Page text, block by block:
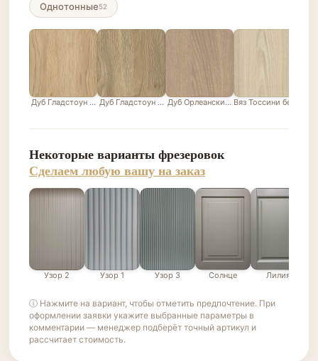
Однотонные52
Дуб Гладстоун песочныйДуб Гладстоун серо-бежевыйДуб Орлеанский песочно-бежевый
Вяз Тоссини белый
Некоторые варианты фрезеровок
Сделаем любую вашу на заказ
Узор 2 Узор 1 Узор 3 Солнце Лилия
ⓘ Нажмите на вариант, чтобы отметить предпочтение. При
оформлении заявки укажите выбранные параметры в
комментарии — менеджер подберёт точный артикул и
рассчитает стоимость.